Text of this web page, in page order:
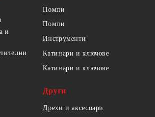
и
Помпи
Помпи
Инструменти
Катинари и ключове
Катинари и ключове
Други
Дрехи и аксесоари